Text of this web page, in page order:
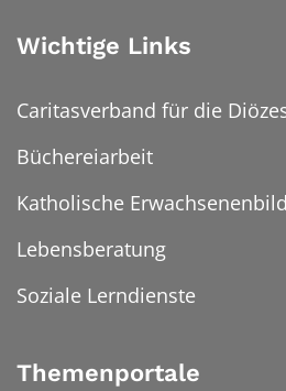
Wichtige Links
Caritasverband für die
Büchereiarbeit
Katholische
Lebensberatung
Soziale Lerndienste
Themenportale